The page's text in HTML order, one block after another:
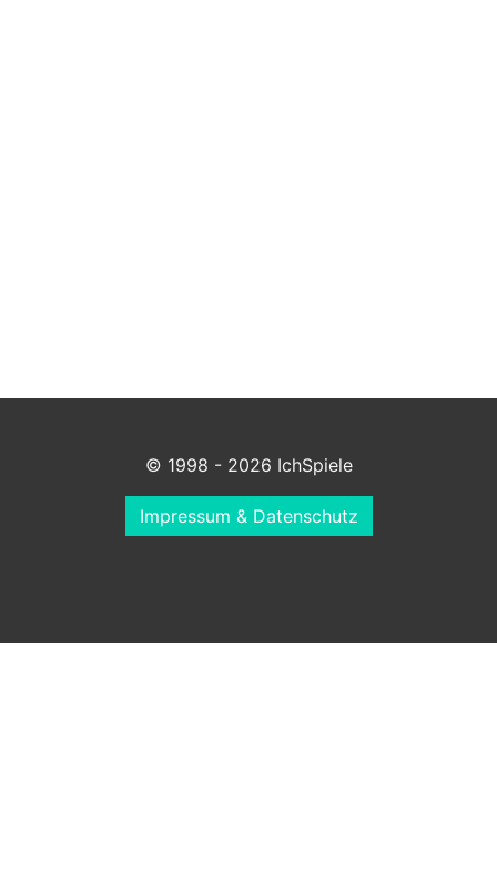
© 1998 - 2026 IchSpiele
Impressum & Datenschutz